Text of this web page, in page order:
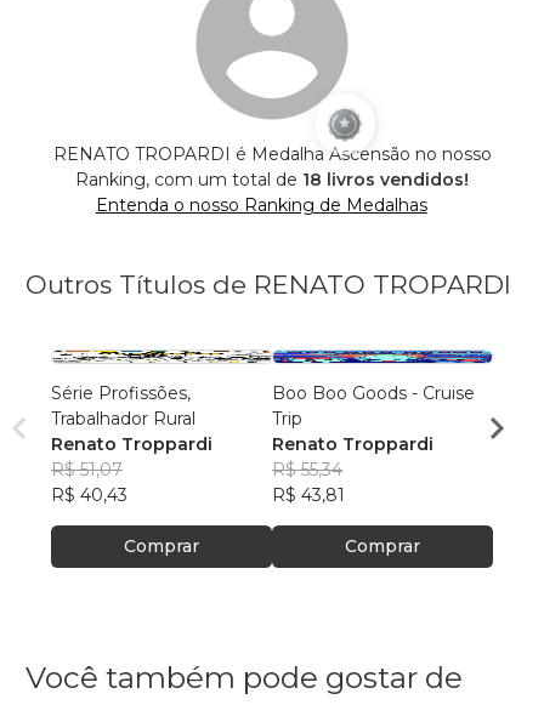
RENATO TROPARDI é Medalha Ascensão no nosso
Ranking, com um total de 18 livros vendidos!
Entenda o nosso Ranking de Medalhas
Outros Títulos de RENATO TROPARDI
Série Profissões,
Trabalhador Rural
Renato Troppardi
R$ 51,07
R$ 40,43
Comprar
Boo Boo Goods - Cruise
Trip
Renato Troppardi
R$ 55,34
R$ 43,81
Comprar
Você também pode gostar de